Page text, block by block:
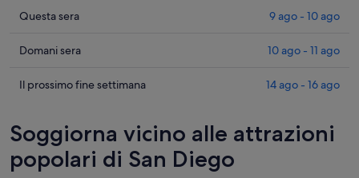
Cerca
prezzi
San
stasera,
ago
Questa sera 9 ago - 10 ago
Cerca
prezzi
Diego
domani
Domani sera 10 ago - 11 ago
Cerca
a
San
Diego
Il prossimo fine settimana 14 ago - 16 ago
Soggiorna vicino alle attrazioni
popolari di San Diego